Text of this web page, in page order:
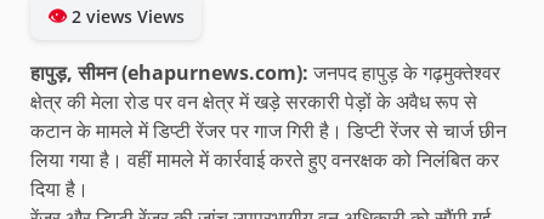
👁2 views Views
हापुड़, सीमन (ehapurnews.com): जनपद हापुड़ के गढ़मुक्तेश्वर
क्षेत्र की मेला रोड पर वन क्षेत्र में खड़े सरकारी पेड़ों के अवैध रूप से
कटान के मामले में डिप्टी रेंजर पर गाज गिरी है। डिप्टी रेंजर से चार्ज छीन
लिया गया है। वहीं मामले में कार्रवाई करते हुए वनरक्षक को निलंबित कर
दिया है।